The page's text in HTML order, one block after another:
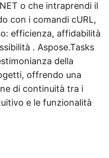
o che intraprendi il
con i comandi cURL,
efficienza, affidabilità
. Aspose.Tasks
della
offrendo una
di continuità tra i
e le funzionalità